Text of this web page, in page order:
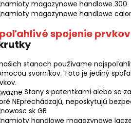
spojenie prvkov
stanoch používame
svorníkov. Toto je jediný
Stany s patentkami alebo so
NEprechádzajú, neposkytujú